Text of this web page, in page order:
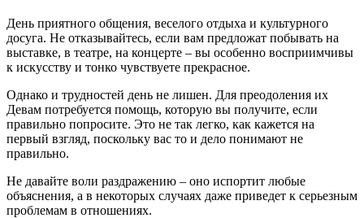
День приятного общения, веселого отдыха и культурного
досуга. Не отказывайтесь, если вам предложат побывать на
выставке, в театре, на концерте – вы особенно восприимчивы
к искусству и тонко чувствуете прекрасное.
Однако и трудностей день не лишен. Для преодоления их
Девам потребуется помощь, которую вы получите, если
правильно попросите. Это не так легко, как кажется на
первый взгляд, поскольку вас то и дело понимают не
правильно.
Не давайте воли раздражению – оно испортит любые
объяснения, а в некоторых случаях даже приведет к серьезным
проблемам в отношениях.